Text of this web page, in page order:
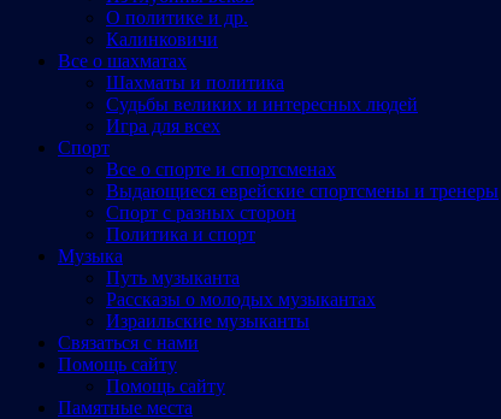
О политике и др.
Калинковичи
Все о шахматах
Шахматы и политика
Судьбы великих и интересных людей
Игра для всех
Спорт
Все о спорте и спортсменах
Выдающиеся еврейские спортсмены и тренеры
Спорт с разных сторон
Политика и спорт
Музыка
Путь музыканта
Рассказы о молодых музыкантах
Израильские музыканты
Cвязаться с нами
Помощь сайту
Помощь сайту
Памятные места